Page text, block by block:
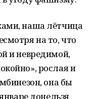
наша лётчица
на то, что
и невредимой,
рослая и
она бы
донельзя